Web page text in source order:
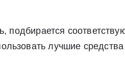
подбирается
лучшие средства